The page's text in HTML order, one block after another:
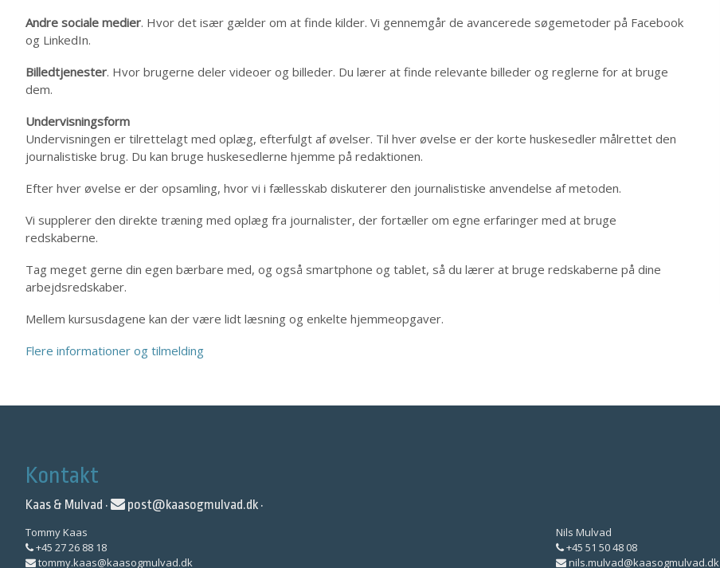
Andre sociale medier. Hvor det især gælder om at finde kilder. Vi gennemgår de avancerede søgemetoder på Facebook
og LinkedIn.
Billedtjenester. Hvor brugerne deler videoer og billeder. Du lærer at finde relevante billeder og reglerne for at bruge
dem.
Undervisningsform
Undervisningen er tilrettelagt med oplæg, efterfulgt af øvelser. Til hver øvelse er der korte huskesedler målrettet den
journalistiske brug. Du kan bruge huskesedlerne hjemme på redaktionen.
Efter hver øvelse er der opsamling, hvor vi i fællesskab diskuterer den journalistiske anvendelse af metoden.
Vi supplerer den direkte træning med oplæg fra journalister, der fortæller om egne erfaringer med at bruge
redskaberne.
Tag meget gerne din egen bærbare med, og også smartphone og tablet, så du lærer at bruge redskaberne på dine
arbejdsredskaber.
Mellem kursusdagene kan der være lidt læsning og enkelte hjemmeopgaver.
Flere informationer og tilmelding
Kontakt
Kaas & Mulvad · post@kaasogmulvad.dk ·
Tommy Kaas
+45 27 26 88 18
tommy.kaas@kaasogmulvad.dk
Nils Mulvad
+45 51 50 48 08
nils.mulvad@kaasogmulvad.dk